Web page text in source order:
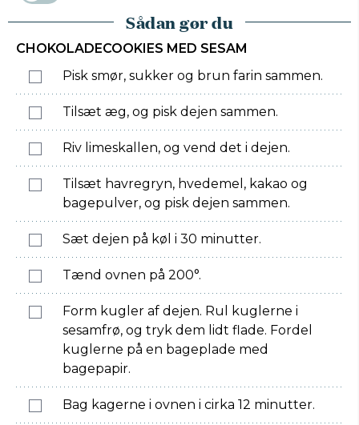
Sådan gør du
CHOKOLADECOOKIES MED SESAM
Pisk smør, sukker og brun farin sammen.
Tilsæt æg, og pisk dejen sammen.
Riv limeskallen, og vend det i dejen.
Tilsæt havregryn, hvedemel, kakao og
bagepulver, og pisk dejen sammen.
Sæt dejen på køl i 30 minutter.
Tænd ovnen på 200°.
Form kugler af dejen. Rul kuglerne i
sesamfrø, og tryk dem lidt flade. Fordel
kuglerne på en bageplade med
bagepapir.
Bag kagerne i ovnen i cirka 12 minutter.